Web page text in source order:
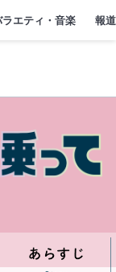
トップページ
ラクター『ワク
エティ・音楽 報